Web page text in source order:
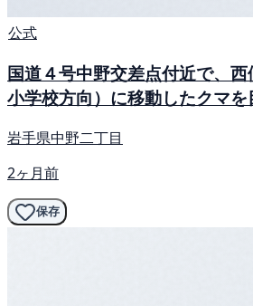
公式
国道４号中野交差点付近で、
小学校方向）に移動したクマを
岩手県中野二丁目
2ヶ月前
保存